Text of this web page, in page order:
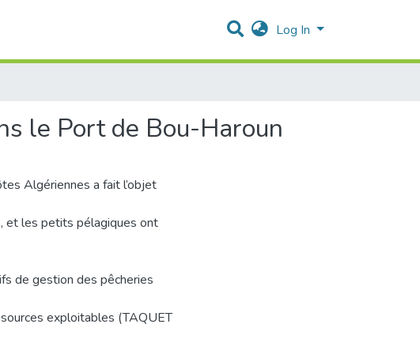
Log In
le Port de Bou-Haroun
Algériennes a fait l’objet
et les petits pélagiques ont
de gestion des pêcheries
exploitables (TAQUET